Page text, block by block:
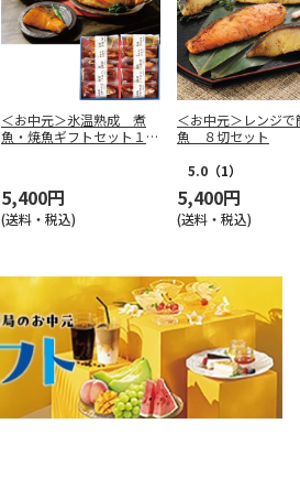
＜お中元＞氷温熟成 煮
魚・焼魚ギフトセット１０
5,400円
(送料・税込)
＜お中元＞レンジで
魚 ８切セット
5.0 （1）
5,400円
(送料・税込)